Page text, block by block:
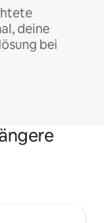
deine
bei